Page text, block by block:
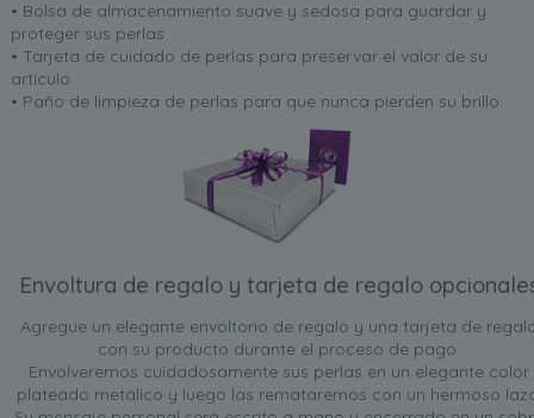
• Bolsa de almacenamiento suave y sedosa para guardar y
proteger sus perlas
• Tarjeta de cuidado de perlas para preservar el valor de su
artículo
• Paño de limpieza de perlas para que nunca pierden su brillo.
Envoltura de regalo y tarjeta de regalo
Agregue un elegante envoltorio de regalo y una tarjeta de
con su producto durante el proceso de pago.
Envolveremos cuidadosamente sus perlas en un elegante color
plateado metálico y luego las remataremos con un hermoso